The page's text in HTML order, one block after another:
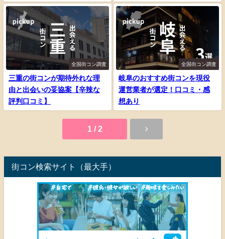
全国街コン調査
三重の街コンが期待外れな理
由と出会いの妥協案【辛辣な
評判口コミ】
全国街コン調査
岐阜のおすすめ街コンを現役
運営業者が選定！口コミ・感
想あり
1 / 2
街コン検索サイト（最大手）